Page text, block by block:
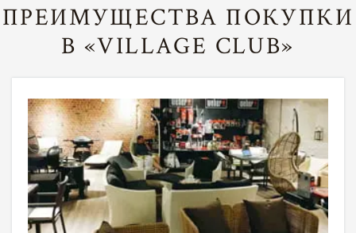
ПРЕИМУЩЕСТВА ПОКУПКИ
В «VILLAGE CLUB»